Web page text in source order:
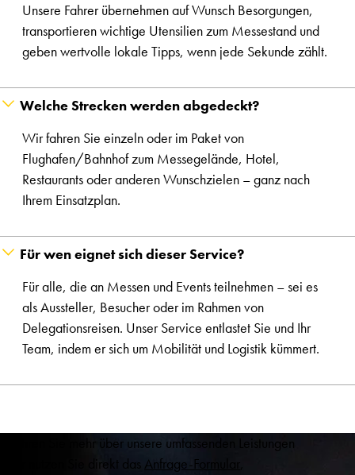
Unsere Fahrer übernehmen auf Wunsch Besorgungen,
transportieren wichtige Utensilien zum Messestand und
geben wertvolle lokale Tipps, wenn jede Sekunde zählt.
Welche Strecken werden abgedeckt?
Wir fahren Sie einzeln oder im Paket von
Flughafen/Bahnhof zum Messegelände, Hotel,
Restaurants oder anderen Wunschzielen – ganz nach
Ihrem Einsatzplan.
Für wen eignet sich dieser Service?
Für alle, die an Messen und Events teilnehmen – sei es
als Aussteller, Besucher oder im Rahmen von
Delegationsreisen. Unser Service entlastet Sie und Ihr
Team, indem er sich um Mobilität und Logistik kümmert.
Erfahren Sie mehr über unsere umfassenden Leistungen
oder nutzen Sie direkt das Anfrage-Formular